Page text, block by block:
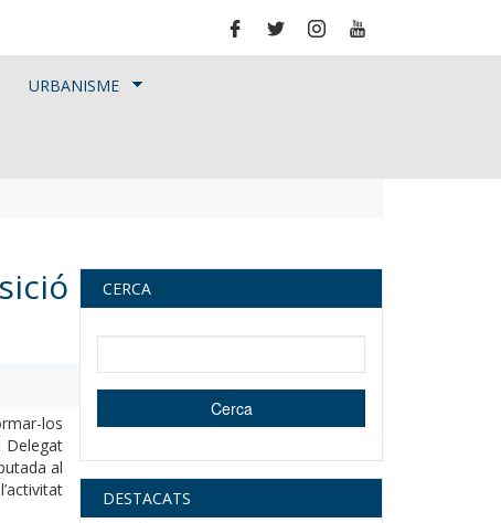
URBANISME
los
Delegat
al
CERCA
Cerca
DESTACATS